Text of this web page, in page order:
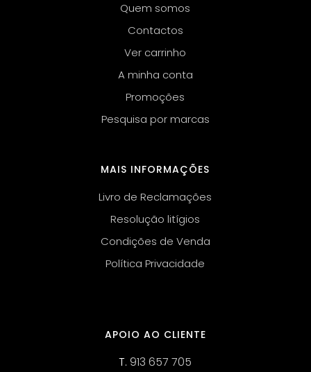
Quem somos
Contactos
Ver carrinho
A minha conta
Promoções
Pesquisa por marcas
MAIS INFORMAÇÕES
Livro de Reclamações
Resolução litígios
Condições de Venda
Política Privacidade
APOIO AO CLIENTE
T.913 657 705